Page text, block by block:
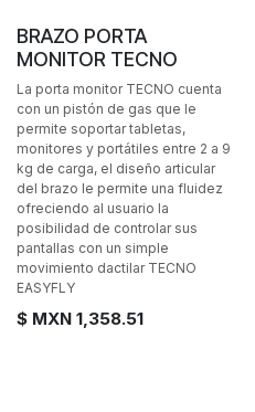
BRAZO PORTA
MONITOR TECNO
La porta monitor TECNO cuenta
con un pistón de gas que le
permite soportar tabletas,
monitores y portátiles entre 2 a 9
kg de carga, el diseño articular
del brazo le permite una fluidez
ofreciendo al usuario la
posibilidad de controlar sus
pantallas con un simple
movimiento dactilar TECNO
EASYFLY
$ MXN 1,358.51